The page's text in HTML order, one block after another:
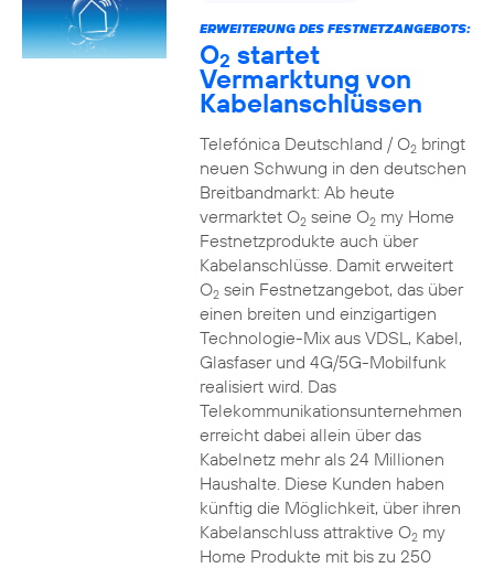
ERWEITERUNG DES FESTNETZANGEBOTS:
O2 startet
Vermarktung von
Kabelanschlüssen
Telefónica Deutschland / O2bringt
neuen Schwung in den deutschen
Breitbandmarkt: Ab heute
vermarktet O2seine O2my Home
Festnetzprodukte auch über
Kabelanschlüsse. Damit erweitert
O2sein Festnetzangebot, das über
einen breiten und einzigartigen
Technologie-Mix aus VDSL, Kabel,
Glasfaser und 4G/5G-Mobilfunk
realisiert wird. Das
Telekommunikationsunternehmen
erreicht dabei allein über das
Kabelnetz mehr als 24 Millionen
Haushalte. Diese Kunden haben
künftig die Möglichkeit, über ihren
Kabelanschluss attraktive O2my
Home Produkte mit bis zu 250